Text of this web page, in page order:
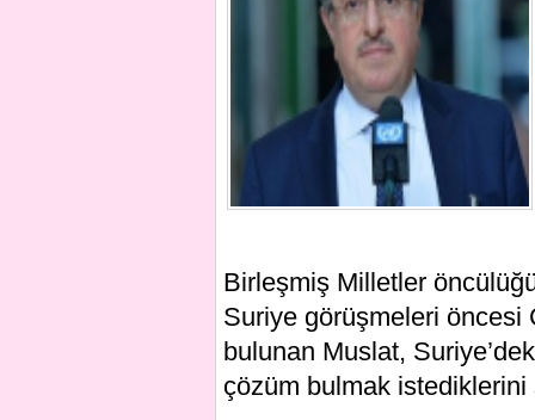
Birleşmiş Milletler
Suriye görüşmeleri öncesi
bulunan Muslat,
çözüm bulmak istediklerini